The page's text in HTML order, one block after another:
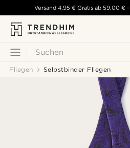
Suchen
Versand 4,95 € Gratis ab 59,00 € -
Fliegen Selbstbinder Fliegen